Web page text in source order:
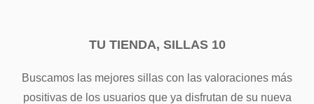
TU TIENDA, SILLAS 10
Buscamos las mejores sillas con las valoraciones más
positivas de los usuarios que ya disfrutan de su nueva